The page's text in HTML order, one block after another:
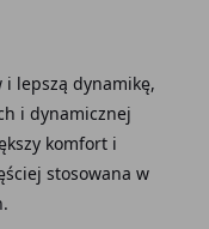
i lepszą dynamikę,
i dynamicznej
komfort i
stosowana w